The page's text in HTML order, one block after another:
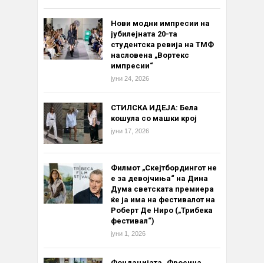
Нови модни импресии на
јубилејната 20-та
студентска ревија на ТМФ
насловена „Вортекс
импресии“
јуни 24, 2026
СТИЛСКА ИДЕЈА: Бела
кошула со машки крој
јуни 17, 2026
Филмот „Скејтбордингот не
е за девојчиња“ на Дина
Дума светската премиера
ќе ја има на фестивалот на
Роберт Де Ниро („Трибека
фестивал“)
јуни 1, 2026